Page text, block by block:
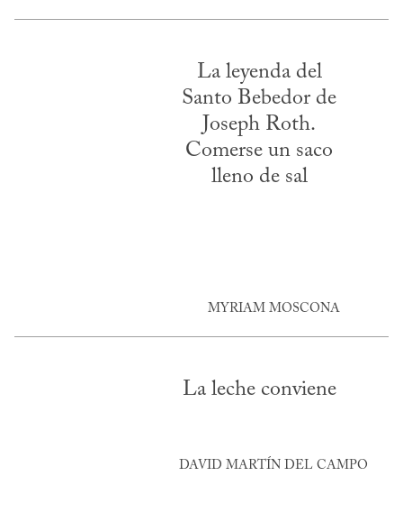
La leyenda del
Santo Bebedor de
Joseph Roth.
Comerse un saco
lleno de sal
MYRIAM MOSCONA
La leche conviene
DAVID MARTÍN DEL CAMPO